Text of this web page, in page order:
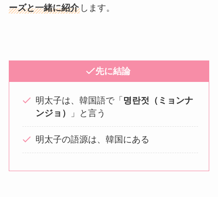
ーズと一緒に紹介します。
先に結論
明太子は、韓国語で「 명란젓（ミョンナ
ンジョ）
」と言う
明太子の語源は、韓国にある